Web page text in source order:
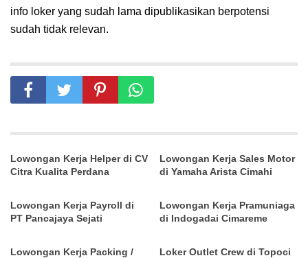
info loker yang sudah lama dipublikasikan berpotensi
sudah tidak relevan.
Lowongan Kerja Helper di CV
Citra Kualita Perdana
Lowongan Kerja Sales Motor
di Yamaha Arista Cimahi
Lowongan Kerja Payroll di
PT Pancajaya Sejati
Lowongan Kerja Pramuniaga
di Indogadai Cimareme
Lowongan Kerja Packing /
Loker Outlet Crew di Topoci